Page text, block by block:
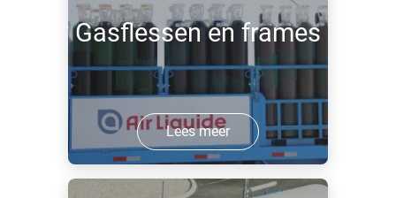
Gasflessen en frames
Lees meer